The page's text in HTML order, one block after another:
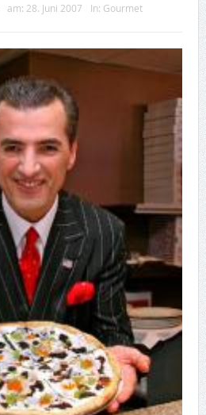
am: 28. Juni 2007 In: Gourmet